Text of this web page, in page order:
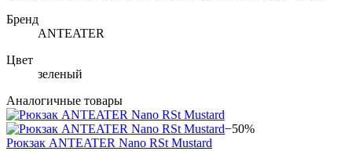
Бренд
ANTEATER
Цвет
зеленый
Аналогичные товары
−50%
Рюкзак ANTEATER Nano RSt Mustard